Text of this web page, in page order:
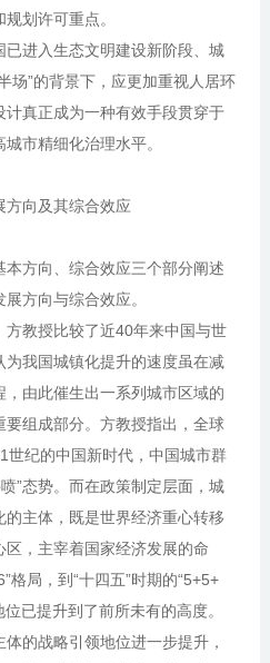
划许可重点。
进入生态文明建设新阶段、城
场”的背景下，应更加重视人居环
真正成为一种有效手段贯穿于
市精细化治理水平。
方向及其综合效应
方向、综合效应三个部分阐述
方向与综合效应。
教授比较了近40年来中国与世
我国城镇化提升的速度虽在减
由此催生出一系列城市区域的
组成部分。方教授指出，全球
世纪的中国新时代，中国城市群
”态势。而在政策制定层面，城
主体，既是世界经济重心转移
，主宰着国家经济发展的命
格局，到“十四五”时期的“5+5+
已提升到了前所未有的高度。
的战略引领地位进一步提升，